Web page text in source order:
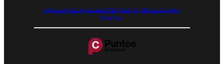
Pagos seguros gracias a PSE, Wompi, MercadoPago y
Binance.